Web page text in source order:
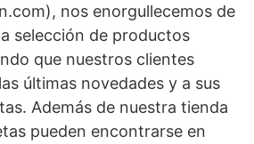
nos enorgullecemos de
selección de productos
que nuestros clientes
últimas novedades y a sus
Además de nuestra tienda
pueden encontrarse en